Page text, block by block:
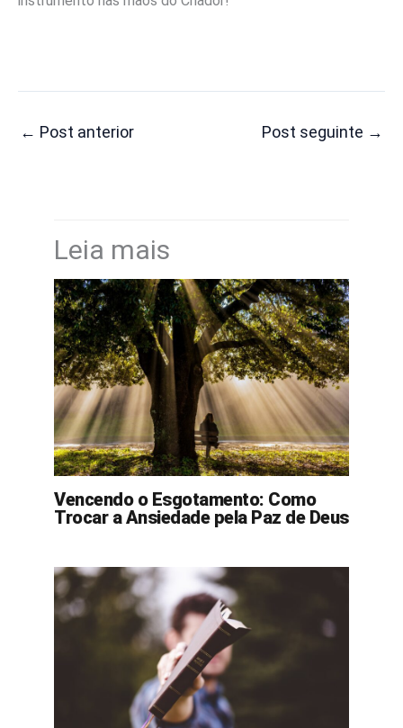
← Post anterior Post seguinte →
Leia mais
Vencendo o Esgotamento: Como
Trocar a Ansiedade pela Paz de Deus